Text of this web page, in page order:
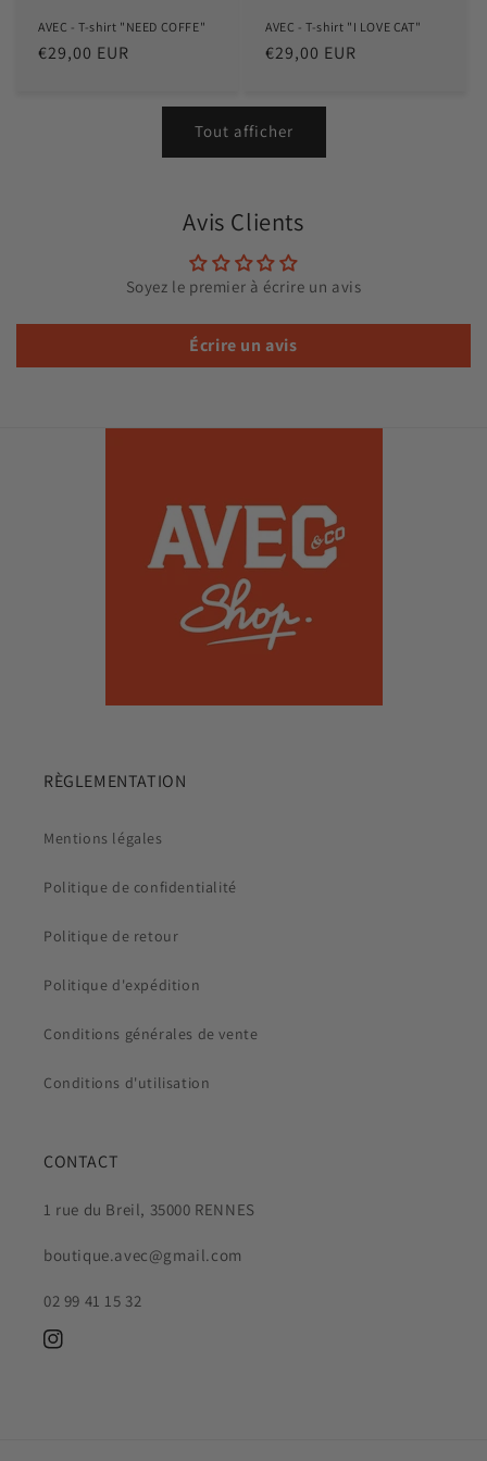
AVEC - T-shirt "NEED COFFE"
Prix
€29,00 EUR
AVEC - T-shirt "I LOVE CAT"
Prix
€29,00 EUR
Tout afficher
Avis Clients
Soyez le premier à écrire un avis
Écrire un avis
RÈGLEMENTATION
Mentions légales
Politique de confidentialité
Politique de retour
Politique d'expédition
Conditions générales de vente
Conditions d'utilisation
CONTACT
1 rue du Breil, 35000 RENNES
boutique.avec@gmail.com
02 99 41 15 32
Instagram